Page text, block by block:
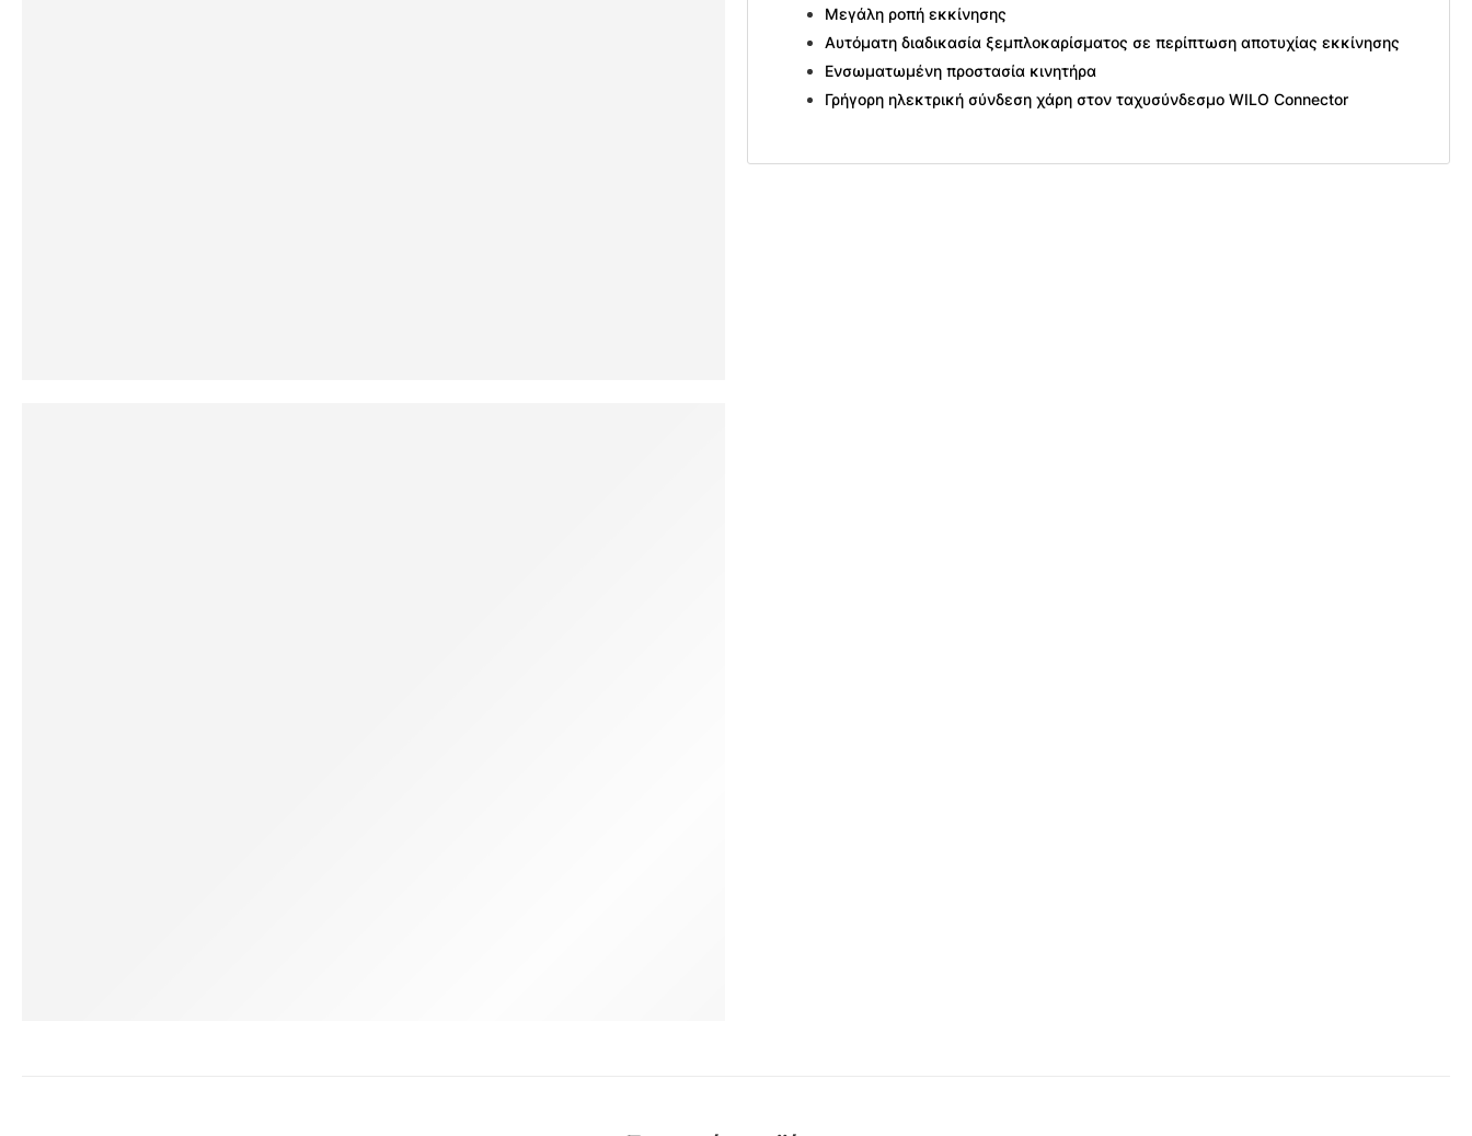
Μεγάλη ροπή εκκίνησης
Αυτόματη διαδικασία ξεμπλοκαρίσματος σε περίπτωση αποτυχίας εκκίνησης
Ενσωματωμένη προστασία κινητήρα
Γρήγορη ηλεκτρική σύνδεση χάρη στον ταχυσύνδεσμο WILO Connector